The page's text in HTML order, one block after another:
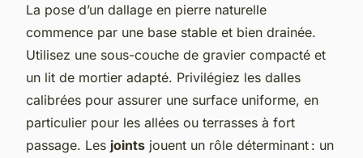
La pose d’un dallage en pierre naturelle
commence par une base stable et bien drainée.
Utilisez une sous-couche de gravier compacté et
un lit de mortier adapté. Privilégiez les dalles
calibrées pour assurer une surface uniforme, en
particulier pour les allées ou terrasses à fort
passage. Les joints jouent un rôle déterminant : un